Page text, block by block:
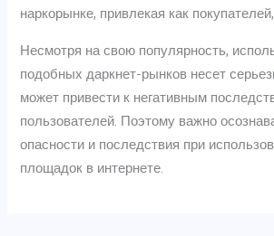
наркорынке, привлекая как
Несмотря на свою популярность,
подобных даркнет-рынков несет
может привести к негативным
пользователей. Поэтому важно
опасности и последствия при
площадок в интернете.